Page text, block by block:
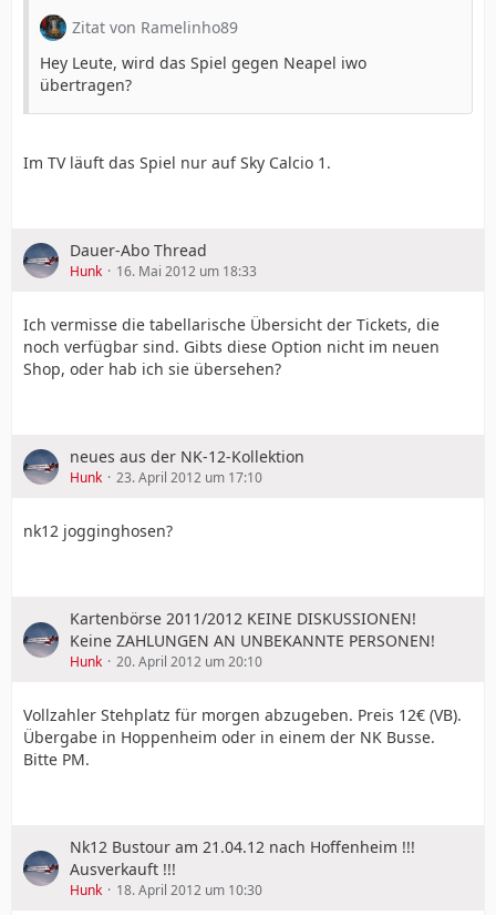
Zitat von Ramelinho89
Hey Leute, wird das Spiel gegen Neapel iwo
übertragen?
Im TV läuft das Spiel nur auf Sky Calcio 1.
Dauer-Abo Thread
Hunk 16. Mai 2012 um 18:33
Ich vermisse die tabellarische Übersicht der Tickets, die
noch verfügbar sind. Gibts diese Option nicht im neuen
Shop, oder hab ich sie übersehen?
neues aus der NK-12-Kollektion
Hunk 23. April 2012 um 17:10
nk12 jogginghosen?
Kartenbörse 2011/2012 KEINE DISKUSSIONEN!
Keine ZAHLUNGEN AN UNBEKANNTE PERSONEN!
Hunk 20. April 2012 um 20:10
Vollzahler Stehplatz für morgen abzugeben. Preis 12€ (VB).
Übergabe in Hoppenheim oder in einem der NK Busse.
Bitte PM.
Nk12 Bustour am 21.04.12 nach Hoffenheim !!!
Ausverkauft !!!
Hunk 18. April 2012 um 10:30